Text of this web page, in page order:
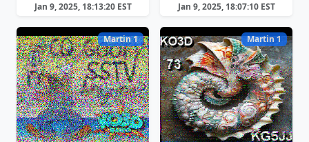
Jan 9, 2025, 18:13:20 EST Jan 9, 2025, 18:07:10 EST
Martin 1 Martin 1